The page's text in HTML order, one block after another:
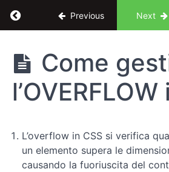
Return to course: Dal
Previous Next
Dal
design al
codice:
corso
completo
Introduzione
Come
L’overflow in CSS si verifica
un elemento supera le
causando la fuoriuscita del